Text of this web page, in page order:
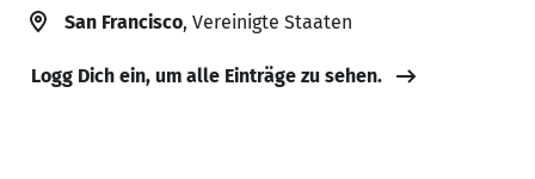
San Francisco, Vereinigte Staaten
Logg Dich ein, um alle Einträge zu sehen.